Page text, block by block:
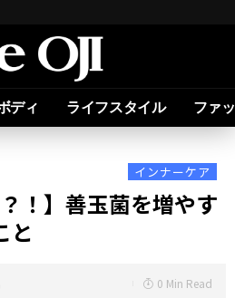
ディ ライフスタイル ファ
インナーケア
！】善玉菌を増やす
と
0 Min Read